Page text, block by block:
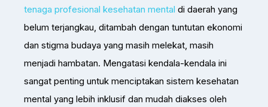
tenaga profesional kesehatan mental di daerah yang
belum terjangkau, ditambah dengan tuntutan ekonomi
dan stigma budaya yang masih melekat, masih
menjadi hambatan. Mengatasi kendala-kendala ini
sangat penting untuk menciptakan sistem kesehatan
mental yang lebih inklusif dan mudah diakses oleh